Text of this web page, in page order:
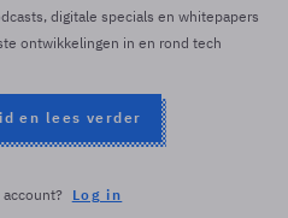
digitale specials en whitepapers
ontwikkelingen in en rond tech
en lees verder
Log in